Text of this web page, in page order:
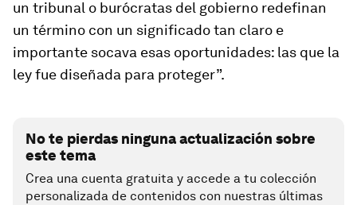
un tribunal o burócratas del gobierno redefinan
un término con un significado tan claro e
importante socava esas oportunidades: las que la
ley fue diseñada para proteger”.
No te pierdas ninguna actualización sobre
este tema
Crea una cuenta gratuita y accede a tu colección
personalizada de contenidos con nuestras últimas